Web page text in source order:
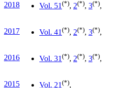
2018 Vol. 51 (*), 2(*), 3(*),
2017 Vol. 41 (*), 2(*), 3(*),
2016 Vol. 31 (*), 2(*), 3(*),
2015 Vol. 21 (*),